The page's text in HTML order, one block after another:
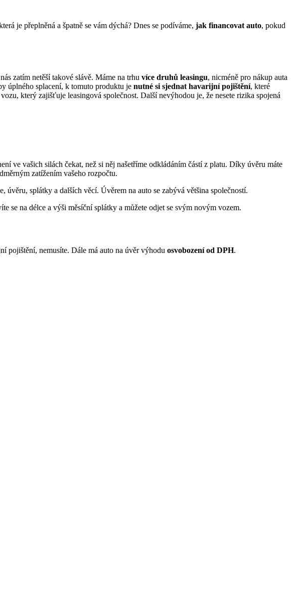
je přeplněná a špatně se vám dýchá? Dnes se podíváme, jak financovat auto, pokud
zatím netěší takové slávě. Máme na trhu více druhů leasingu, nicméně pro nákup auta
úplného splacení, k tomuto produktu je nutné si sjednat havarijní pojištění, které
který zajišťuje leasingová společnost. Další nevýhodou je, že nesete rizika spojená
ve vašich silách čekat, než si něj našetříme odkládáním částí z platu. Díky úvěru máte
zatížením vašeho rozpočtu.
splátky a dalších věcí. Úvěrem na auto se zabývá většina společností.
se na délce a výši měsíční splátky a můžete odjet se svým novým vozem.
pojištění, nemusíte. Dále má auto na úvěr výhodu osvobození od DPH.